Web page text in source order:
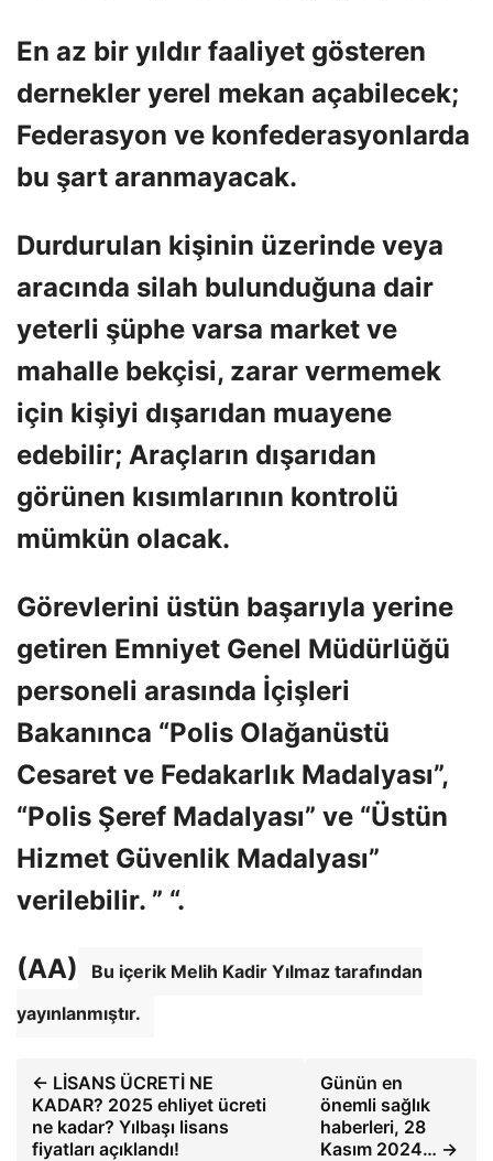
En az bir yıldır faaliyet gösteren
dernekler yerel mekan açabilecek;
Federasyon ve konfederasyonlarda
bu şart aranmayacak.
Durdurulan kişinin üzerinde veya
aracında silah bulunduğuna dair
yeterli şüphe varsa market ve
mahalle bekçisi, zarar vermemek
için kişiyi dışarıdan muayene
edebilir; Araçların dışarıdan
görünen kısımlarının kontrolü
mümkün olacak.
Görevlerini üstün başarıyla yerine
getiren Emniyet Genel Müdürlüğü
personeli arasında İçişleri
Bakanınca “Polis Olağanüstü
Cesaret ve Fedakarlık Madalyası”,
“Polis Şeref Madalyası” ve “Üstün
Hizmet Güvenlik Madalyası”
verilebilir. ” “.
(AA)
Bu içerik Melih Kadir Yılmaz tarafından
yayınlanmıştır.
← LİSANS ÜCRETİ NE
KADAR? 2025 ehliyet ücreti
ne kadar? Yılbaşı lisans
fiyatları açıklandı!
Günün en
önemli sağlık
haberleri, 28
Kasım 2024… →